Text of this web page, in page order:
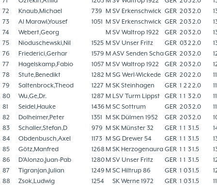
72
Knaub,Michael 739 M SV Erkenschwick GER 2032.0
73
Al Marawi,Yousef 1051 M SV Erkenschwick GER 2032.0
74
Webert,Georg M SV Waltrop 1922 GER 2032.0
75
Nioduschewski,Nil 1525 M SV Unser Fritz GER 032 2.0
76
Friederici,Gerhar 1579 M ASV Senden SchaGER 2032.0
77
Hagelskamp,Fabio 1057 M SV Waltrop 1922 GER 2032.0
78
Stute,Benedikt 1282 M SG Werl-Wickede GER 202 2.0
79
Saltenbrock,Theod 1227 M SK Steinhagen GER 1 2 2 2.0
80
Wu,Ge,Dr. 1287 M LSV Turm Lippst GER 1 1 32.0
81
Seidel,Hauke 1436 M SC Sottrum GER 2032.0
82
Dolheimer,Peter 1351 M SK Dülmen 1952 GER 2032.0
83
Schaller,Stefan,D 979 M SK Münster 32 GER 1 1 31.5
84
Obdenbusch,Axel 1173 M SG Drewer 54 GER 1 1 31.5
85
Götz,Manfred 1268 M SK Herzogenaura GER 1 1 31.5
86
D'Alonzo,Juan-Pab 1280 M SV Unser Fritz GER 1 1 31.5
87
Tigranjan,Julian 1249 M SC Hiltrup 86 GER 1 031.5
88
Zsok,Ludwig 1254 SK Werne 1972 GER 1 031.5